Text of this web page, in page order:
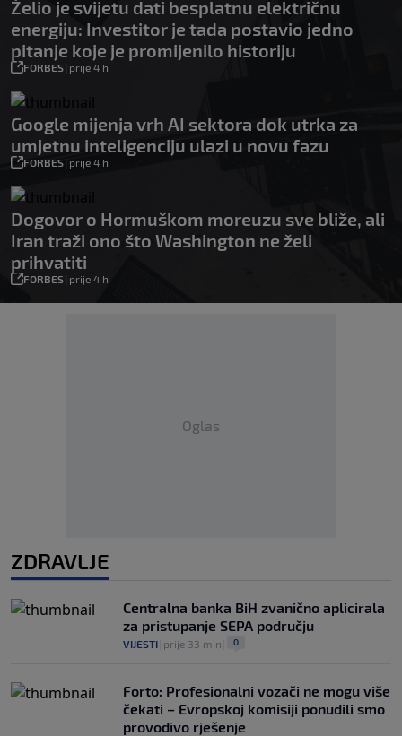
Želio je svijetu dati besplatnu električnu
energiju: Investitor je tada postavio jedno
pitanje koje je promijenilo historiju
FORBES| prije 4 h
Google mijenja vrh AI sektora dok utrka za
umjetnu inteligenciju ulazi u novu fazu
FORBES| prije 4 h
Dogovor o Hormuškom moreuzu sve bliže, ali
Iran traži ono što Washington ne želi
prihvatiti
FORBES| prije 4 h
Oglas
ZDRAVLJE
Centralna banka BiH zvanično aplicirala
za pristupanje SEPA području
VIJESTI prije 33 min 0
Forto: Profesionalni vozači ne mogu više
čekati – Evropskoj komisiji ponudili smo
provodivo rješenje